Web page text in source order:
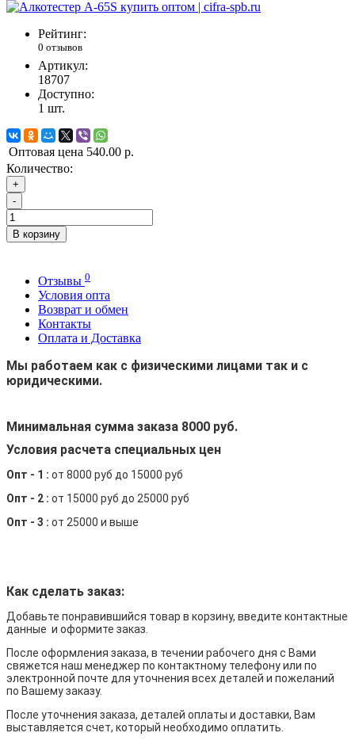
Рейтинг:
0 отзывов
Артикул:
18707
Доступно:
1 шт.
Оптовая цена 540.00 р.
Количество:
+
-
В корзину
Отзывы 0
Условия опта
Возврат и обмен
Контакты
Оплата и Доставка
Мы работаем как с физическими лицами так и с
юридическими.
Минимальная сумма заказа 8000 руб.
Условия расчета специальных цен
Опт - 1 : от 8000 руб до 15000 руб
Опт - 2 : от 15000 руб до 25000 руб
Опт - 3 : от 25000 и выше
Как сделать заказ:
Добавьте понравившийся товар в корзину, введите контактные
данные и оформите заказ.
После оформления заказа, в течении рабочего дня с Вами
свяжется наш менеджер по контактному телефону или по
электронной почте для уточнения всех деталей и пожеланий
по Вашему заказу.
После уточнения заказа, деталей оплаты и доставки, Вам
выставляется счет, который необходимо оплатить.